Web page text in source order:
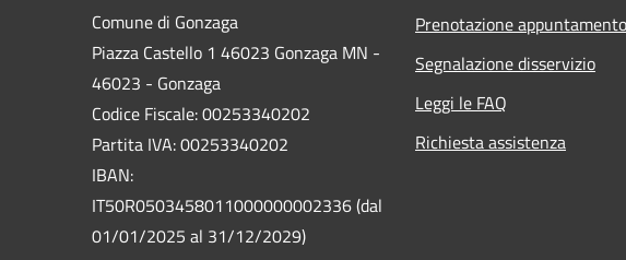
Comune di Gonzaga
Piazza Castello 1 46023 Gonzaga MN -
46023 - Gonzaga
Codice Fiscale: 00253340202
Partita IVA: 00253340202
IBAN:
IT50R0503458011000000002336 (dal
01/01/2025 al 31/12/2029)
Prenotazione appuntamento
Segnalazione disservizio
Leggi le FAQ
Richiesta assistenza